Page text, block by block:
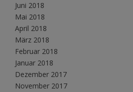
Juni 2018
Mai 2018
April 2018
März 2018
Februar 2018
Januar 2018
Dezember 2017
November 2017